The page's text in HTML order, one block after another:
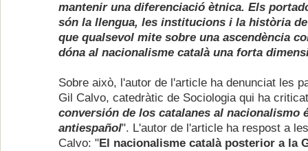
mantenir una diferenciació ètnica. Els
són la llengua, les institucions i la història
que qualsevol mite sobre una ascendència
dóna al nacionalisme català una forta
Sobre això, l'autor de l'article ha denunciat les
Gil Calvo, catedràtic de Sociologia qui ha
conversión de los catalanes al nacionalismo
antiespañol". L'autor de l'article ha respost a
Calvo: "El nacionalisme català posterior a la